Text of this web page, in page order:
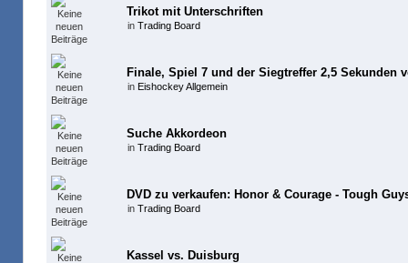
Trikot mit Unterschriften
in Trading Board
Finale, Spiel 7 und der Siegtreffer 2,5 Sekunden
in Eishockey Allgemein
Suche Akkordeon
in Trading Board
DVD zu verkaufen: Honor & Courage - Tough
in Trading Board
Kassel vs. Duisburg